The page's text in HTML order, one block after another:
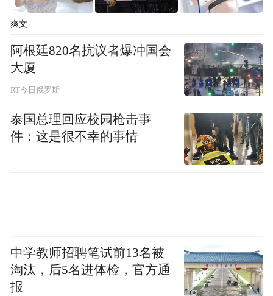
爽文
阿根廷820名抗议者爆冲国会
大厦
RT今日俄罗斯
泰国总理回应校园枪击事
件：这是很不幸的事情
中学教师招聘笔试前13名被
淘汰，后5名进体检，官方通
报